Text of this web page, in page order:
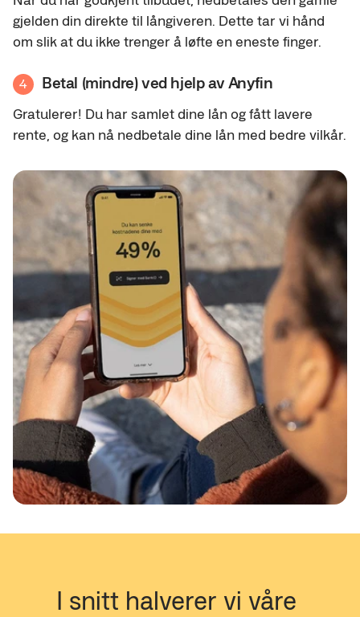
gjelden din direkte til långiveren. Dette tar vi hånd
om slik at du ikke trenger å løfte en eneste finger.
4 Betal (mindre) ved hjelp av Anyfin
Gratulerer! Du har samlet dine lån og fått lavere
rente, og kan nå nedbetale dine lån med bedre vilkår.
I snitt halverer vi våre